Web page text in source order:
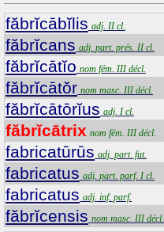
făbrĭcābĭlis adj. II cl.
făbrĭcans adj. part. prés. II cl.
făbrĭcātĭo nom fém. III décl.
făbrĭcātŏr nom masc. III décl.
făbrĭcātōrĭus adj. I cl.
făbrĭcātrix nom fém. III décl.
fabricatūrūs adj. part. fut.
fabricatus adj. part. parf. I cl.
fabricatus adj. inf. parf.
făbrĭcensis nom masc. III décl.